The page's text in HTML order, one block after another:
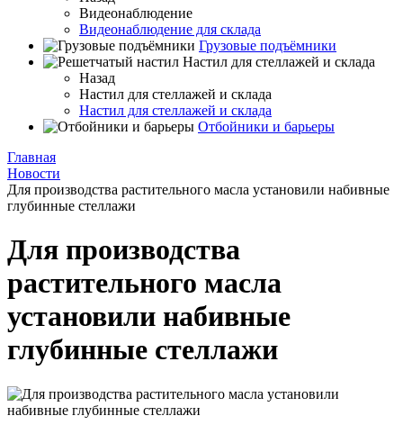
Видеонаблюдение
Видеонаблюдение для склада
Грузовые подъёмники
Настил для стеллажей и склада
Назад
Настил для стеллажей и склада
Настил для стеллажей и склада
Отбойники и барьеры
Главная
Новости
Для производства растительного масла установили набивные
глубинные стеллажи
Для производства
растительного масла
установили набивные
глубинные стеллажи